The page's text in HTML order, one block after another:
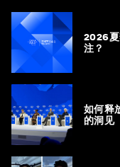
2026夏
注？
如何释
的洞见